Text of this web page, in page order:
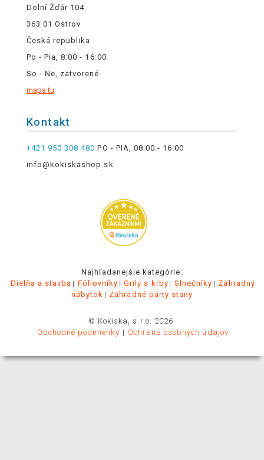
Dolní Žďár 104
363 01 Ostrov
Česká republika
Po - Pia, 8:00 - 16:00
So - Ne, zatvorené
mapa tu
Kontakt
+421 950 308 480 PO - PIA, 08:00 - 16:00
info@kokiskashop.sk
.
Najhľadanejšie kategórie:
Dielňa a stavba
Fóliovníky Grily a krby Slnečníky
Záhradný
nábytok
Záhradné párty stany
© Kokiska, s.r.o. 2026.
Obchodné podmienky
Ochrana osobných údajov